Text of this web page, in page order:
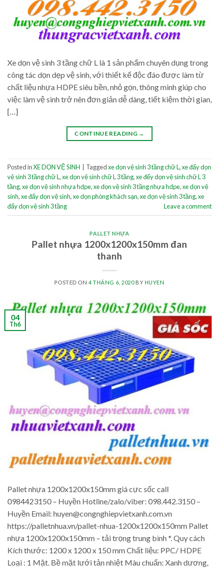
Xe dọn vệ sinh 3 tầng chữ L là 1 sản phẩm chuyên dụng trong
công tác dọn dẹp vệ sinh, với thiết kế độc đáo được làm từ
chất liệu nhựa HDPE siêu bền, nhỏ gọn, thông minh giúp cho
việc làm vệ sinh trở nên đơn giản dễ dàng, tiết kiệm thời gian,
[…]
CONTINUE READING →
Posted inXE DỌN VỆ SINH Taggedxe dọn vệ sinh 3 tầng chữ L,xe đẩy dọn
vệ sinh 3 tầng chữ L,xe dọn vệ sinh chữ L 3 tầng,xe đểy dọn vệ sinh chữ L 3
tầng,xe dọn vệ sinh nhựa hdpe,xe dọn vệ sinh 3 tầng nhựa hdpe,xe dọn vệ
sinh,xe đẩy dọn vệ sinh,xe dọn phòng khách sạn,xe dọn vệ sinh 3 tầng,xe
đẩy dọn vệ sinh 3 tầng
Leave a comment
PALLET NHỰA
Pallet nhựa 1200x1200x150mm đan
thanh
POSTED ON4 THÁNG 6, 2020BY HUYEN
04
Th6
Pallet nhựa 1200x1200x150mm giá cực sốc call
0984423150 – Huyền Hotline/zalo/viber: 098.442.3150 –
Huyền Email: huyen@congnghiepvietxanh.com.vn
https://palletnhua.vn/pallet-nhua-1200x1200x150mm Pallet
nhựa 1200x1200x150mm – tải trọng trung bình *. Quy cách
Kích thước: 1200 x 1200 x 150 mm Chất liệu: PPC/ HDPE
Loại : 1 Mặt. Bề mặt lưới tản nhiệt Màu chuẩn: Xanh dương,